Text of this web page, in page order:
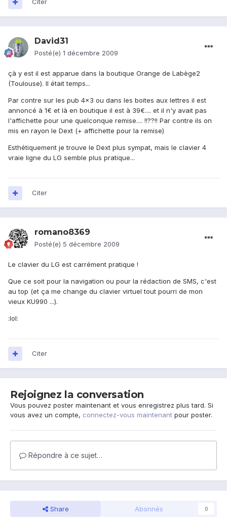
Citer
David31
Posté(e) 1 décembre 2009
çà y est il est apparue dans la boutique Orange de Labège2
(Toulouse). Il était temps...
Par contre sur les pub 4x3 ou dans les boites aux lettres il est
annoncé à 1€ et là en boutique il est à 39€.... et il n'y avait pas
l'affichette pour une quelconque remise.... !!??!! Par contre ils on
mis en rayon le Dext (+ affichette pour la remise)
Esthétiquement je trouve le Dext plus sympat, mais le clavier 4
vraie ligne du LG semble plus pratique...
Citer
romano8369
Posté(e) 5 décembre 2009
Le clavier du LG est carrément pratique !
Que ce soit pour la navigation ou pour la rédaction de SMS, c'est
au top (et ça me change du clavier virtuel tout pourri de mon
vieux KU990 ...).
:lol:
Citer
Rejoignez la conversation
Vous pouvez poster maintenant et vous enregistrez plus tard. Si
vous avez un compte, connectez-vous maintenant pour poster.
Répondre à ce sujet…
Share Abonnés 0